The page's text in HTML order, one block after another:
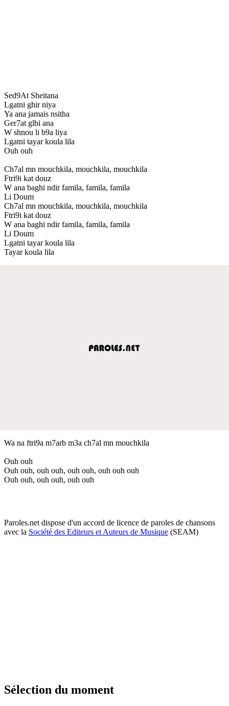
Sed9At Sheitana
Lgatni ghir niya
Ya ana jamais nsitha
Ger7at glbi ana
W shnou li b9a liya
Lgatni tayar koula lila
Ouh ouh
Ch7al mn mouchkila, mouchkila, mouchkila
Ftri9i kat douz
W ana baghi ndir famila, famila, famila
Li Doum
Ch7al mn mouchkila, mouchkila, mouchkila
Ftri9i kat douz
W ana baghi ndir famila, famila, famila
Li Doum
Lgatni tayar koula lila
Tayar koula lila
Wa na ftri9a m7arb m3a ch7al mn mouchkila
Ouh ouh
Ouh ouh, ouh ouh, ouh ouh, ouh ouh ouh
Ouh ouh, ouh ouh, ouh ouh
Paroles.net dispose d'un accord de licence de paroles de chansons
avec la Société des Editeurs et Auteurs de Musique (SEAM)
Sélection du moment